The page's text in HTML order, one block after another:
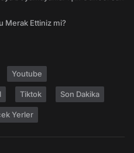
Merak Ettiniz mi?
Youtube
Tiktok Son Dakika
Yerler